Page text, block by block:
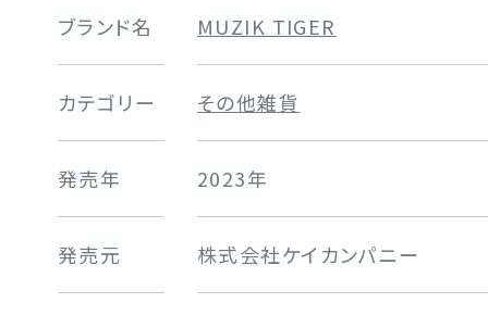
ブランド名 MUZIK TIGER
カテゴリー その他雑貨
発売年 2023年
発売元 株式会社ケイカンパニー